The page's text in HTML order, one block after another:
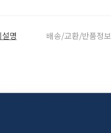
명 배송/교환/반품정보